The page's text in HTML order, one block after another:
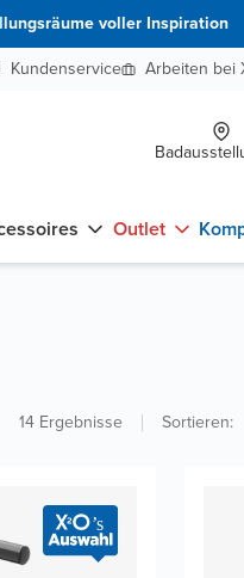
voller Inspiration
Kundenservice Arbeiten bei
Outlet
14 Ergebnisse Sortieren: